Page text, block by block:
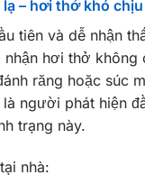
lạ – hơi thở khó chịu
tiên và dễ nhận
nhận hơi thở không
răng hoặc súc
người phát hiện
trạng này.
nhà: